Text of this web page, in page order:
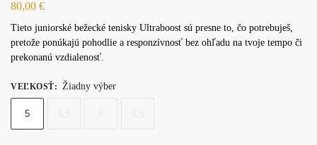
80,00 €
Tieto juniorské bežecké tenisky Ultraboost sú presne to, čo potrebuješ,
pretože ponúkajú pohodlie a responzívnosť bez ohľadu na tvoje tempo či
prekonanú vzdialenosť.
VEĽKOSŤ: Žiadny výber
5